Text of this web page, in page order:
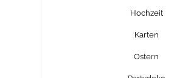
Hochzeit
Karten
Ostern